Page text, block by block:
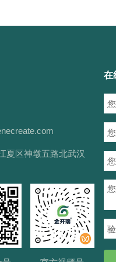
夏区神墩五路北武汉
在